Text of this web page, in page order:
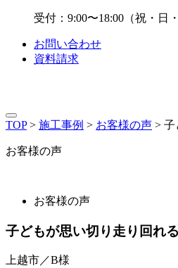
受付：9:00〜18:00（祝・日
お問い合わせ
資料請求
TOP > 施工事例 > お客様の声 > 子
お客様の声
お客様の声
子どもが思い切り走り回れ
上越市／B様